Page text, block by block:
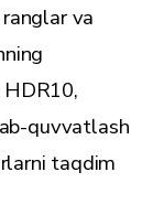
va
quvvatlash
taqdim